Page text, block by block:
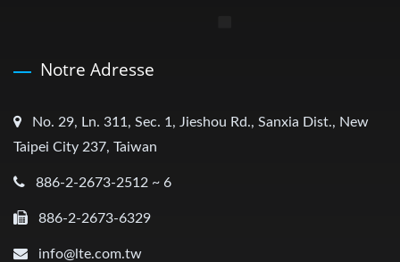
Notre Adresse
No. 29, Ln. 311, Sec. 1, Jieshou Rd., Sanxia Dist., New
Taipei City 237, Taiwan
886-2-2673-2512 ~ 6
886-2-2673-6329
info@lte.com.tw